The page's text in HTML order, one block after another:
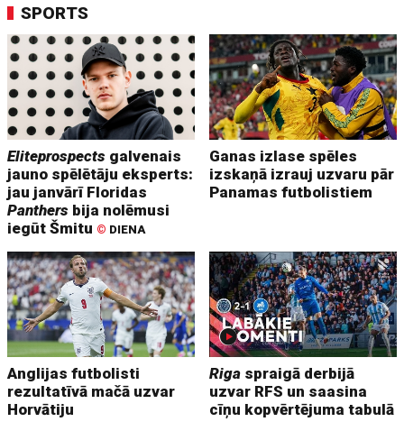
SPORTS
Eliteprospects galvenais
jauno spēlētāju eksperts:
jau janvārī Floridas
Panthers bija nolēmusi
iegūt Šmitu © DIENA
Ganas izlase spēles
izskaņā izrauj uzvaru pār
Panamas futbolistiem
Anglijas futbolisti
rezultatīvā mačā uzvar
Horvātiju
Riga spraigā derbijā
uzvar RFS un saasina
cīņu kopvērtējuma tabulā